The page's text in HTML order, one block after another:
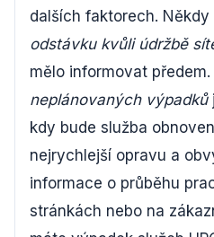
dalších faktorech. Někdy
odstávku kvůli údržbě
mělo informovat
neplánovaných výpadků
kdy bude služba
nejrychlejší opravu a
informace o průběhu
stránkách nebo na